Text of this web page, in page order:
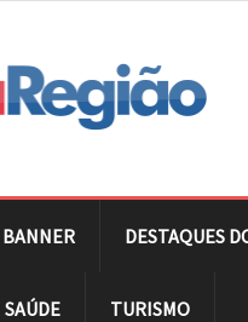
BANNER DESTAQUES
SAÚDE TURISMO